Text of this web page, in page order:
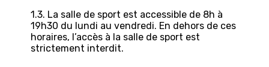
1.3. La salle de sport est accessible de 8h à
19h30 du lundi au vendredi. En dehors de ces
horaires, l’accès à la salle de sport est
strictement interdit.